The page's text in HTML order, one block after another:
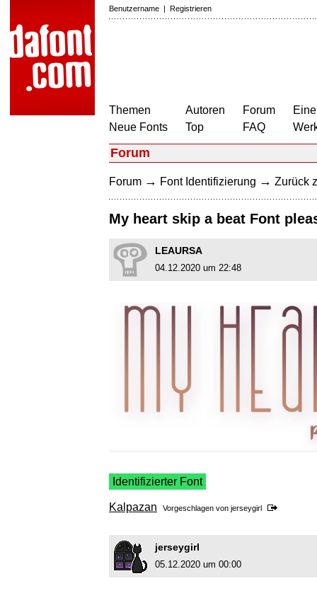
Benutzername | Registrieren
Themen
Neue Fonts
Autoren
Top
Forum
FAQ
Forum
Forum → Font Identifizierung → Zurück
My heart skip a beat Font
LEAURSA
04.12.2020 um 22:48
Identifizierter Font
Kalpazan Vorgeschlagen von jerseygirl
jerseygirl
05.12.2020 um 00:00